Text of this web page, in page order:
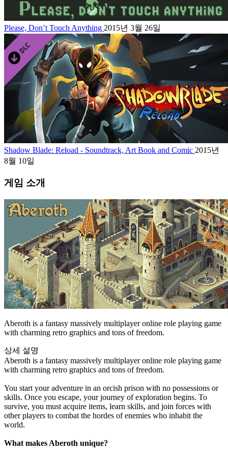
Please, Don’t Touch Anything 2015년 3월 26일
Shadow Blade: Reload - Soundtrack, Art Book and Comic 2015년
8월 10일
게임 소개
Aberoth is a fantasy massively multiplayer online role playing game
with charming retro graphics and tons of freedom.
상세 설명
Aberoth is a fantasy massively multiplayer online role playing game
with charming retro graphics and tons of freedom.
You start your adventure in an orcish prison with no possessions or
skills. Once you escape, your journey of exploration begins. To
survive, you must acquire items, learn skills, and join forces with
other players to combat the hordes of enemies who inhabit the
world.
What makes Aberoth unique?